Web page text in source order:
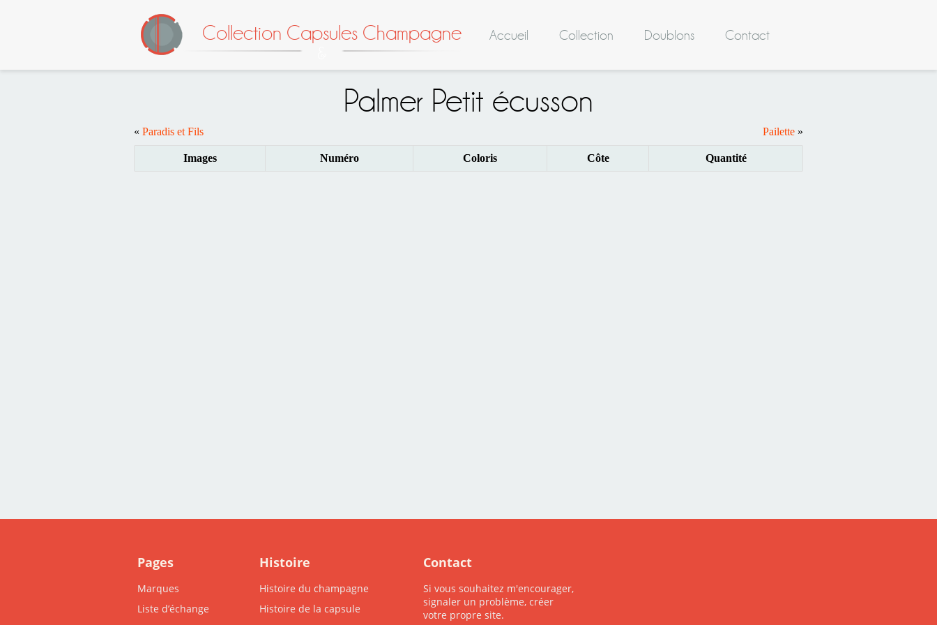
Collection Capsules Champagne Accueil Collection Doublons Contact
Palmer Petit écusson
« Paradis et Fils Pailette »
Images Numéro Coloris Côte Quantité
Pages
Marques
Liste d’échange
Histoire
Histoire du champagne
Histoire de la capsule
Contact
Si vous souhaitez m'encourager,
signaler un problème, créer
votre propre site.